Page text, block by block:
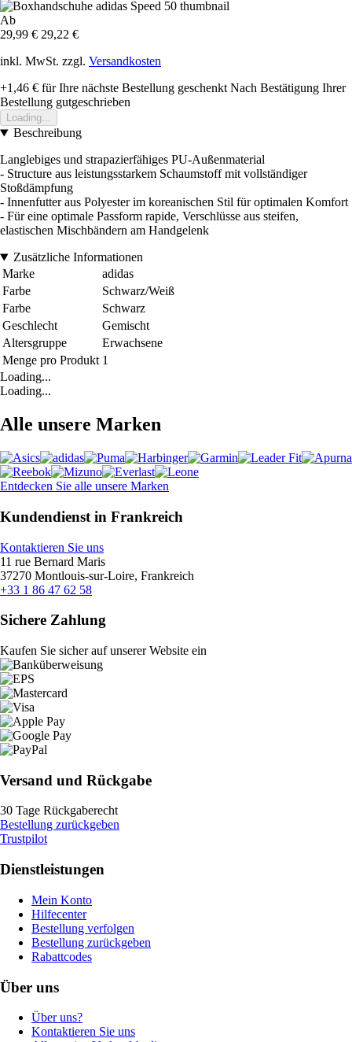
Ab
29,99 € 29,22 €
inkl. MwSt. zzgl. Versandkosten
+1,46 € für Ihre nächste Bestellung geschenkt Nach Bestätigung Ihrer
Bestellung gutgeschrieben
Loading...
Beschreibung
Langlebiges und strapazierfähiges PU-Außenmaterial
- Structure aus leistungsstarkem Schaumstoff mit vollständiger
Stoßdämpfung
- Innenfutter aus Polyester im koreanischen Stil für optimalen Komfort
- Für eine optimale Passform rapide, Verschlüsse aus steifen,
elastischen Mischbändern am Handgelenk
Zusätzliche Informationen
Marke
adidas
Farbe
Schwarz/Weiß
Farbe
Schwarz
Geschlecht
Gemischt
Altersgruppe
Erwachsene
Menge pro Produkt 1
Loading...
Loading...
Alle unsere Marken
Entdecken Sie alle unsere Marken
Kundendienst in Frankreich
Kontaktieren Sie uns
11 rue Bernard Maris
37270 Montlouis-sur-Loire, Frankreich
+33 1 86 47 62 58
Sichere Zahlung
Kaufen Sie sicher auf unserer Website ein
Versand und Rückgabe
30 Tage Rückgaberecht
Bestellung zurückgeben
Trustpilot
Dienstleistungen
Mein Konto
Hilfecenter
Bestellung verfolgen
Bestellung zurückgeben
Rabattcodes
Über uns
Über uns?
Kontaktieren Sie uns